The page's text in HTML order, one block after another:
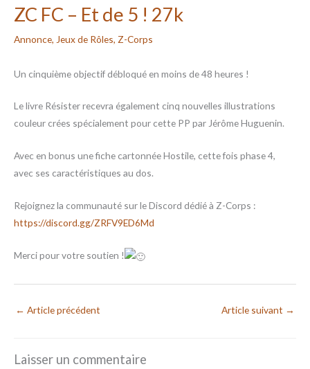
ZC FC – Et de 5 ! 27k
Annonce, Jeux de Rôles, Z-Corps
Un cinquième objectif débloqué en moins de 48 heures !
Le livre Résister recevra également cinq nouvelles illustrations
couleur crées spécialement pour cette PP par Jérôme Huguenin.
Avec en bonus une fiche cartonnée Hostile, cette fois phase 4,
avec ses caractéristiques au dos.
Rejoignez la communauté sur le Discord dédié à Z-Corps :
https://discord.gg/ZRFV9ED6Md
Merci pour votre soutien !
← Article précédent Article suivant →
Laisser un commentaire